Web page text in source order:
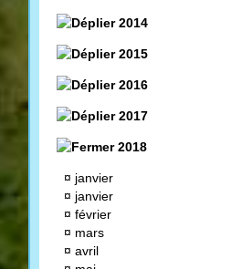
2014
2015
2016
2017
2018
¤ janvier
¤ janvier
¤ février
¤ mars
¤ avril